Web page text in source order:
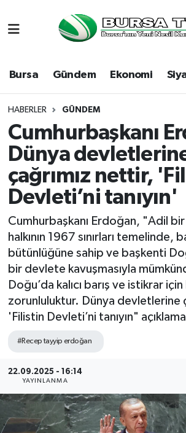
Bursa Gündem Ekonomi
HABERLER GÜNDEM
Cumhurbaşkanı
Dünya
çağrımız nettir,
Devleti’ni tanıyın'
Cumhurbaşkanı Erdoğan, "Adil bir
halkının 1967 sınırları temelinde,
bütünlüğüne sahip ve başkenti
bir devlete kavuşmasıyla
Doğu’da kalıcı barış ve istikrar
zorunluluktur. Dünya devletlerine
'Filistin Devleti’ni tanıyın"
#Recep tayyip erdoğan
22.09.2025 - 16:14
YAYINLANMA
Bursa
Dünya
Eğitim
Ekonomi
Genel
Gündem
Magazin
Sağlık
Türkiye
Hava Durumu
Namaz Vakitleri
Trafik Durumu
Süper Lig Puan Durumu ve
Tüm Manşetler
Son Dakika Haberleri
Haber Arşivi